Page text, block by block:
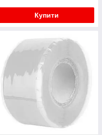
Купити